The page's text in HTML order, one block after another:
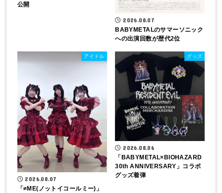
公開
2026.08.07
BABYMETALのサマーソニック
への出演回数が歴代2位
アイドル
2026.08.07
「≠ME(ノットイコールミー)」
グッズ
2026.08.06
「BABYMETAL×BIOHAZARD
30th ANNIVERSARY」コラボ
グッズ着弾